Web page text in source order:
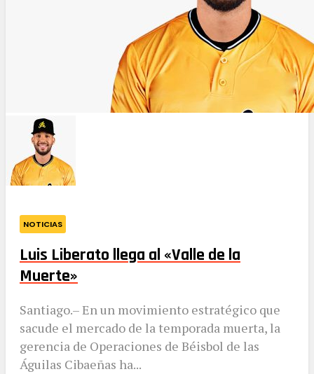
NOTICIAS
Luis Liberato llega al «Valle de la
Muerte»
​Santiago.– En un movimiento estratégico que
sacude el mercado de la temporada muerta, la
gerencia de Operaciones de Béisbol de las
Águilas Cibaeñas ha...